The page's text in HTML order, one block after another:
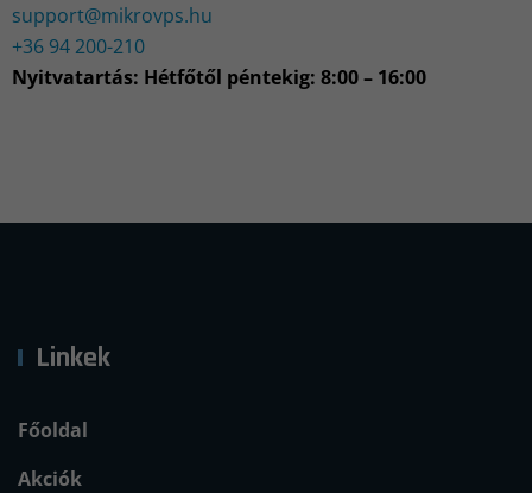
support@mikrovps.hu
+36 94 200-210
Nyitvatartás: Hétfőtől péntekig: 8:00 – 16:00
Linkek
Főoldal
Akciók